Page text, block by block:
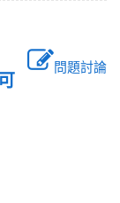
問題討論